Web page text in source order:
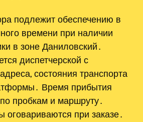
подлежит обеспечению в
времени при наличии
в зоне Даниловский․
диспетчерской с
состояния транспорта
Время прибытия
пробкам и маршруту․
при заказе․